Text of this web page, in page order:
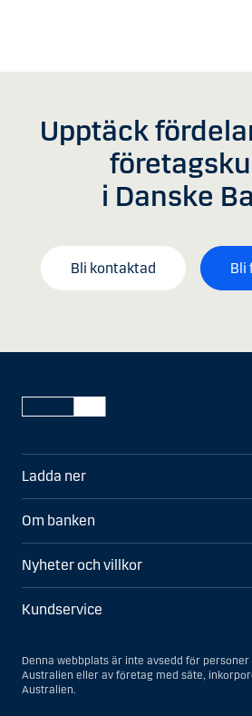
Upptäck
i Danske
Bli kontaktad Bli
Ladda ner
Om banken
Nyheter och villkor
Kundservice
Denna webbplats är inte avsedd för
Australien eller av företag med säte,
Australien.